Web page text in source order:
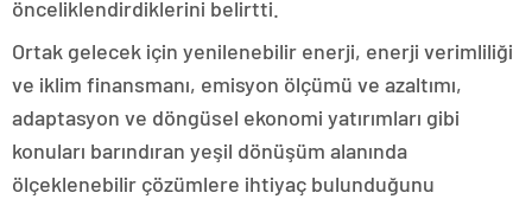
önceliklendirdiklerini belirtti.
Ortak gelecek için yenilenebilir enerji, enerji verimliliği
ve iklim finansmanı, emisyon ölçümü ve azaltımı,
adaptasyon ve döngüsel ekonomi yatırımları gibi
konuları barındıran yeşil dönüşüm alanında
ölçeklenebilir çözümlere ihtiyaç bulunduğunu